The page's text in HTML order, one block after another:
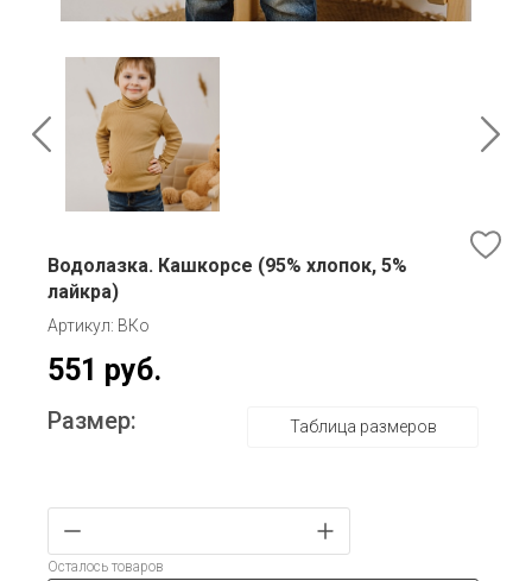
Водолазка. Кашкорсе (95% хлопок, 5%
лайкра)
Артикул: ВКо
551 руб.
Размер: Таблица размеров
Осталось товаров